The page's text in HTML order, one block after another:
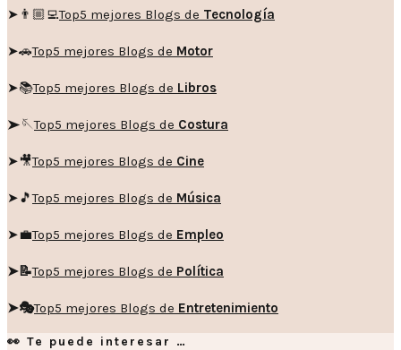
➤👨🏼‍💻Top5 mejores Blogs de Tecnología
➤🚗Top5 mejores Blogs de Motor
➤📚Top5 mejores Blogs de Libros
➤🪡Top5 mejores Blogs de Costura
➤🎥Top5 mejores Blogs de Cine
➤🎵Top5 mejores Blogs de Música
➤💼Top5 mejores Blogs de Empleo
➤📝Top5 mejores Blogs de Política
➤🎭Top5 mejores Blogs de Entretenimiento
👀 Te puede interesar …